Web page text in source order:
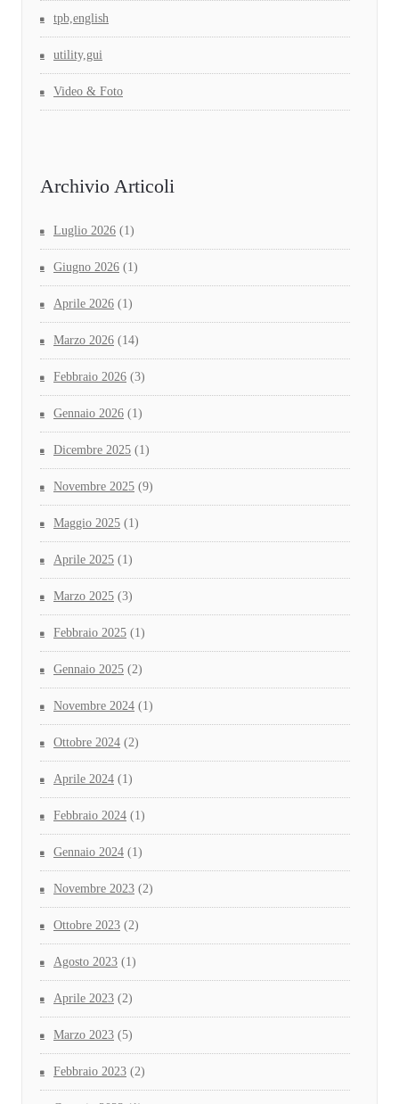
tpb,english
utility,gui
Video & Foto
Archivio Articoli
Luglio 2026 (1)
Giugno 2026 (1)
Aprile 2026 (1)
Marzo 2026 (14)
Febbraio 2026 (3)
Gennaio 2026 (1)
Dicembre 2025 (1)
Novembre 2025 (9)
Maggio 2025 (1)
Aprile 2025 (1)
Marzo 2025 (3)
Febbraio 2025 (1)
Gennaio 2025 (2)
Novembre 2024 (1)
Ottobre 2024 (2)
Aprile 2024 (1)
Febbraio 2024 (1)
Gennaio 2024 (1)
Novembre 2023 (2)
Ottobre 2023 (2)
Agosto 2023 (1)
Aprile 2023 (2)
Marzo 2023 (5)
Febbraio 2023 (2)